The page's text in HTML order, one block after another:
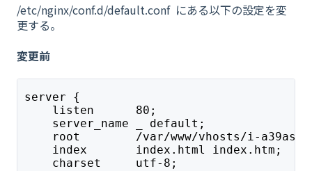
/etc/nginx/conf.d/default.conf にある以下の設定を変
更する。
変更前
server {
listen      80;
server_name _ default;
root        /var/www/vhosts/i-
index       index.html index.htm;
charset     utf-8;